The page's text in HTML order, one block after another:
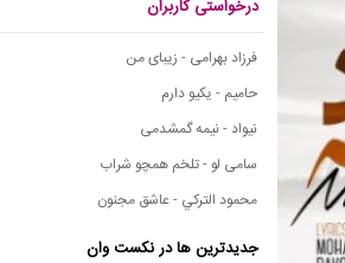
درخواستی کاربران
فرزاد بهرامی - زیبای من
حامیم - یکیو دارم
نیواد - نیمه گمشدمی
سامی لو - تلخم همچو شراب
محمود التركي - عاشق مجنون
جدیدترین ها در نکست وان